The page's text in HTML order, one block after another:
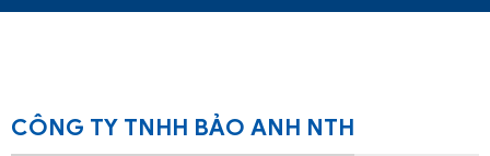
CÔNG TY TNHH BẢO ANH NTH